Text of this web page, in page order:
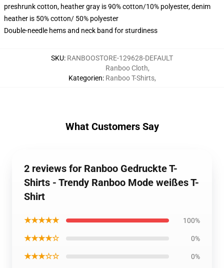
preshrunk cotton, heather gray is 90% cotton/10% polyester, denim
heather is 50% cotton/ 50% polyester
Double-needle hems and neck band for sturdiness
SKU: RANBOOSTORE-129628-DEFAULT
Kategorien:
Ranboo Cloth,
Ranboo T-Shirts,
What Customers Say
2 reviews for Ranboo Gedruckte T-
Shirts - Trendy Ranboo Mode weißes T-
Shirt
★★★★★ 100%
★★★★☆ 0%
★★★☆☆ 0%